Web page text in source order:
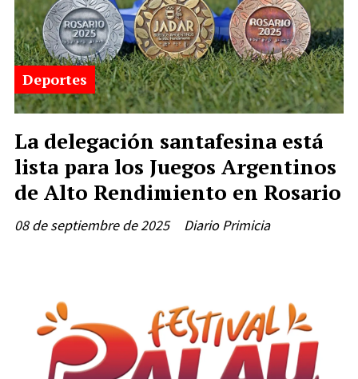
La delegación santafesina está
lista para los Juegos Argentinos
de Alto Rendimiento en Rosario
Diario Primicia
Deportes
08 de septiembre de 2025